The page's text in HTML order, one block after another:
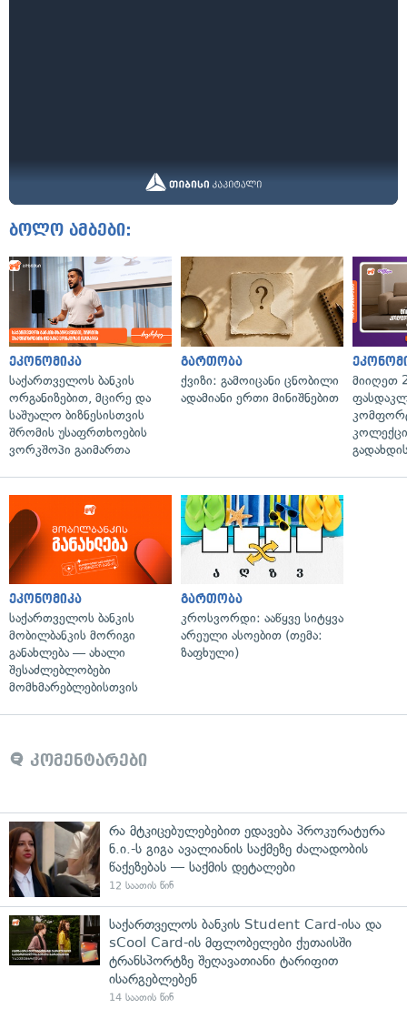
ბოლო ამბები:
ეკონომიკა
საქართველოს ბანკის
ორგანიზებით, მცირე და
საშუალო ბიზნესისთვის
შრომის უსაფრთხოების
ვორკშოპი გაიმართა
გართობა
ქვიზი: გამოიცანი ცნობილი
ადამიანი ერთი მინიშნებით
მიიღეთ
ეკონომიკა
საქართველოს ბანკის
მობილბანკის მორიგი
განახლება — ახალი
შესაძლებლობები
მომხმარებლებისთვის
გართობა
კროსვორდი: ააწყვე სიტყვა
არეული ასოებით (თემა:
ზაფხული)
კომენტარები
რა მტკიცებულებებით ედავება პროკურატურა
ნ.ი.-ს გიგა ავალიანის საქმეზე ძალადობის
წაქეზებას — საქმის დეტალები
12 საათის წინ
საქართველოს ბანკის Student Card-ისა და
sCool Card-ის მფლობელები ქუთაისში
ტრანსპორტზე შეღავათიანი ტარიფით
ისარგებლებენ
14 საათის წინ